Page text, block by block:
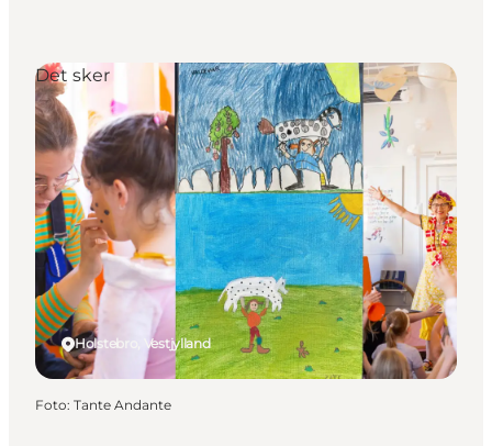
Holstebro, Vestjylland
Det sker
Foto: Tante Andante